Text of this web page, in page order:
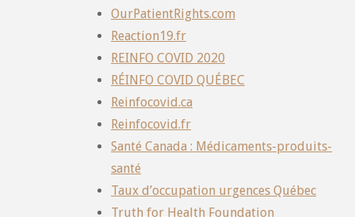
OurPatientRights.com
Reaction19.fr
REINFO COVID 2020
RÉINFO COVID QUÉBEC
Reinfocovid.ca
Reinfocovid.fr
Santé Canada : Médicaments-produits-
santé
Taux d’occupation urgences Québec
Truth for Health Foundation